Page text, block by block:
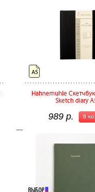
Hahnemuhle
Sketch diary
В
989 р.
А5